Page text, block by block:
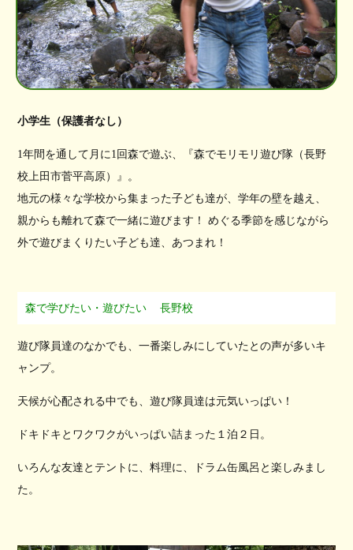
小学生（保護者なし）
1年間を通して月に1回森で遊ぶ、『森でモリモリ遊び隊（長野
校上田市菅平高原）』。
地元の様々な学校から集まった子ども達が、学年の壁を越え、
親からも離れて森で一緒に遊びます！ めぐる季節を感じながら
外で遊びまくりたい子ども達、あつまれ！
森で学びたい・遊びたい 長野校
遊び隊員達のなかでも、一番楽しみにしていたとの声が多いキ
ャンプ。
天候が心配される中でも、遊び隊員達は元気いっぱい！
ドキドキとワクワクがいっぱい詰まった１泊２日。
いろんな友達とテントに、料理に、ドラム缶風呂と楽しみまし
た。